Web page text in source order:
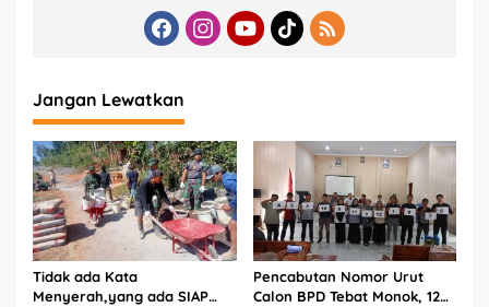
Jangan Lewatkan
Tidak ada Kata
Menyerah,yang ada SIAP
Pencabutan Nomor Urut
Calon BPD Tebat Monok, 12